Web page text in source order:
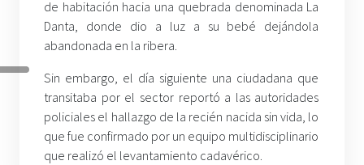
de habitación hacia una quebrada denominada La
Danta, donde dio a luz a su bebé dejándola
abandonada en la ribera.
Sin embargo, el día siguiente una ciudadana que
transitaba por el sector reportó a las autoridades
policiales el hallazgo de la recién nacida sin vida, lo
que fue confirmado por un equipo multidisciplinario
que realizó el levantamiento cadavérico.